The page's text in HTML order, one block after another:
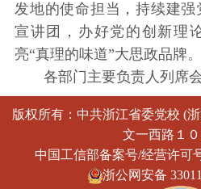
发地的使命担当，持续建
宣讲团，办好党的创新理
亮“真理的味道”大思政品牌。
各部门主要负责人列席会
版权所有：中共浙江省委党校 (
文一西路１
中国工信部备案号/经营许可
浙公网安备